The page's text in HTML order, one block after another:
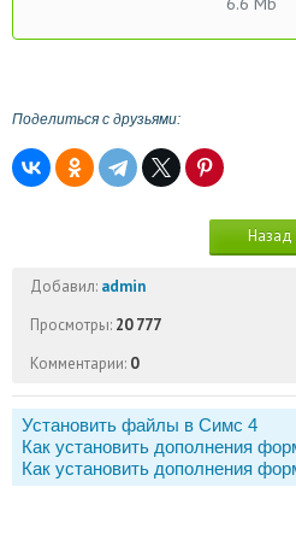
Поделиться с друзьями:
Назад
Добавил: admin
Просмотры: 20 777
Комментарии: 0
Установить файлы в Симс 4
Как установить дополнения
Как установить дополнения